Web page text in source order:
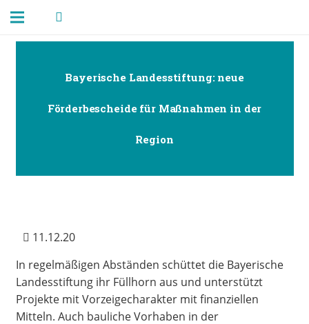
Bayerische Landesstiftung: neue
Förderbescheide für Maßnahmen in der
Region
11.12.20
In regelmäßigen Abständen schüttet die Bayerische
Landesstiftung ihr Füllhorn aus und unterstützt
Projekte mit Vorzeigecharakter mit finanziellen
Mitteln. Auch bauliche Vorhaben in der